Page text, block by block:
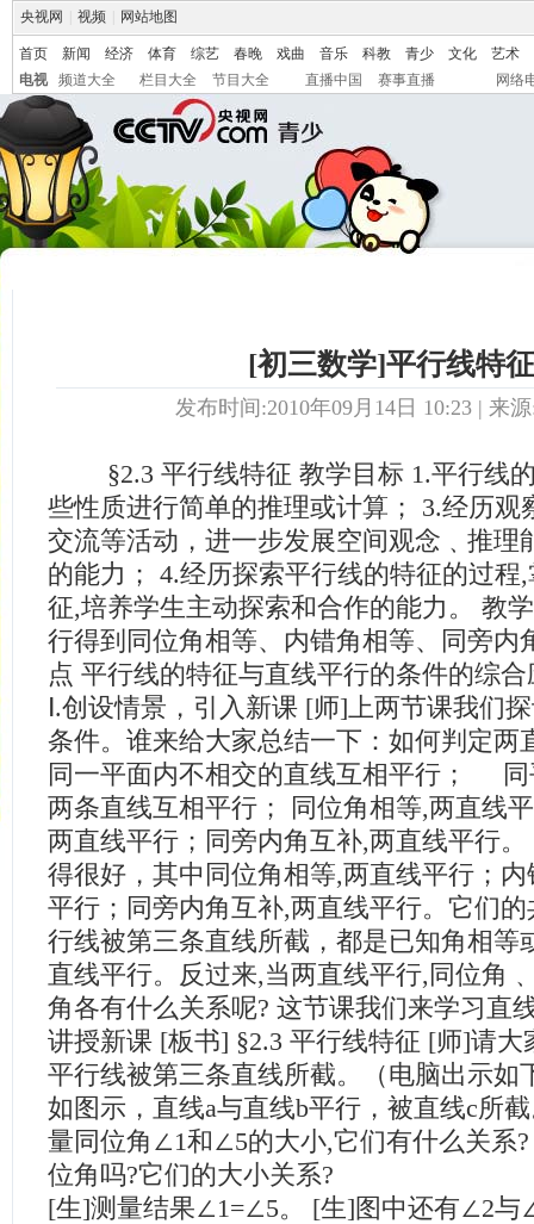
央视网 视频 网站地图
首页 新闻 经济 体育 综艺 春晚 戏曲 音乐 科教 青少 文化
艺术
电视
频道大全 栏目大全 节目大全 直播中国 赛事直播 网络
[初三数学]平行线特征
发布时间:2010年09月14日 10:23 | 来
§2.3 平行线特征 教学目标 1.平行线的
些性质进行简单的推理或计算； 3.经历观
交流等活动，进一步发展空间观念﹑推理
的能力； 4.经历探索平行线的特征的过程
征,培养学生主动探索和合作的能力。 教
行得到同位角相等、内错角相等、同旁内
点 平行线的特征与直线平行的条件的综
Ⅰ.创设情景，引入新课 [师]上两节课我们
条件。谁来给大家总结一下：如何判定两
同一平面内不相交的直线互相平行； 同
两条直线互相平行； 同位角相等,两直线
两直线平行；同旁内角互补,两直线平行
得很好，其中同位角相等,两直线平行；
平行；同旁内角互补,两直线平行。它们
行线被第三条直线所截，都是已知角相等
直线平行。反过来,当两直线平行,同位角
角各有什么关系呢? 这节课我们来学习直
讲授新课 [板书] §2.3 平行线特征 [师]请大
平行线被第三条直线所截。（电脑出示如
如图示，直线a与直线b平行，被直线c
量同位角∠1和∠5的大小,它们有什么关系
位角吗?它们的大小关系?
[生]测量结果∠1=∠5。 [生]图中还有∠2